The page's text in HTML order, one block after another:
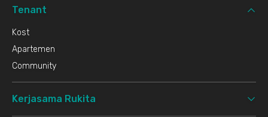
Tenant
Kost
Apartemen
Community
Kerjasama Rukita